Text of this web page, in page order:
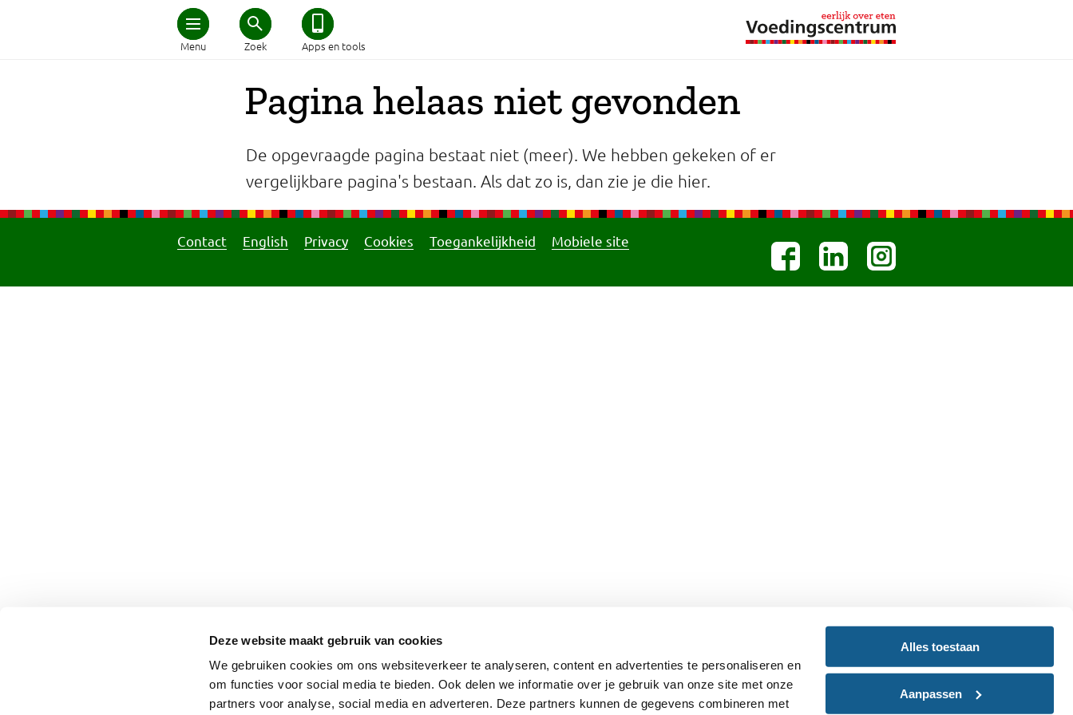
Deze website maakt gebruik van cookies
We gebruiken cookies om ons websiteverkeer te analyseren, content en advertenties te personaliseren en
om functies voor social media te bieden. Ook delen we informatie over je gebruik van onze site met onze
partners voor analyse, social media en adverteren. Deze partners kunnen de gegevens combineren met
Alles toestaan
Aanpassen
Menu Zoek Apps en tools
Home
Schijf van Vijf
Afvallen
Zwanger en kind
Pagina helaas niet gevonden
De opgevraagde pagina bestaat niet (meer). We hebben gekeken of er
vergelijkbare pagina's bestaan. Als dat zo is, dan zie je die hier.
Contact English Privacy Cookies Toegankelijkheid Mobiele site